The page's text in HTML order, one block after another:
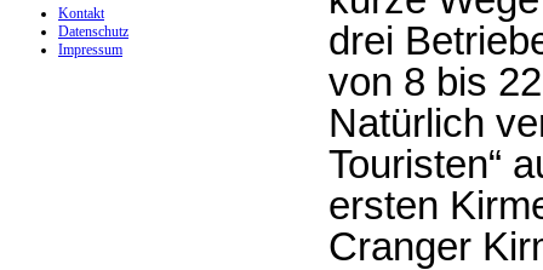
drei
von 8 bis
Natürlich
Touristen“
ersten
Cranger
Kontakt
Datenschutz
Impressum